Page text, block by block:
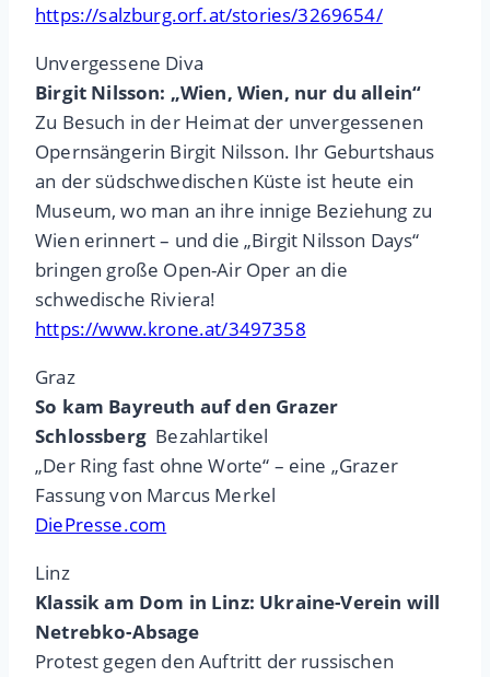
https://salzburg.orf.at/stories/3269654/
Unvergessene Diva
Birgit Nilsson: „Wien, Wien, nur du allein“
Zu Besuch in der Heimat der unvergessenen
Opernsängerin Birgit Nilsson. Ihr Geburtshaus
an der südschwedischen Küste ist heute ein
Museum, wo man an ihre innige Beziehung zu
Wien erinnert – und die „Birgit Nilsson Days“
bringen große Open-Air Oper an die
schwedische Riviera!
https://www.krone.at/3497358
Graz
So kam Bayreuth auf den Grazer
SchlossbergBezahlartikel
„Der Ring fast ohne Worte“ – eine „Grazer
Fassung von Marcus Merkel
DiePresse.com
Linz
Klassik am Dom in Linz: Ukraine-Verein will
Netrebko-Absage
Protest gegen den Auftritt der russischen